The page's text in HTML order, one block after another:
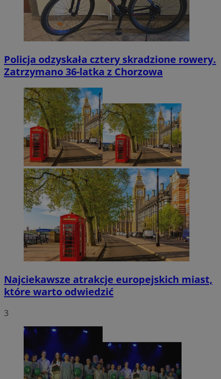
Policja odzyskała cztery skradzione rowery.
Zatrzymano 36-latka z Chorzowa
Najciekawsze atrakcje europejskich miast,
które warto odwiedzić
3